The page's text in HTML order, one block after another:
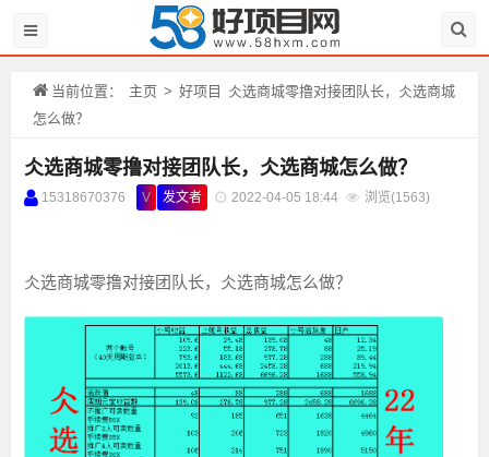
当前位置： 主页 > 好项目
仌选商城零撸对接团队长，仌选商城
怎么做？
仌选商城零撸对接团队长，仌选商城怎么做？
15318670376 V 发文者 2022-04-05 18:44 浏览(1563)
仌选商城零撸对接团队长，仌选商城怎么做？